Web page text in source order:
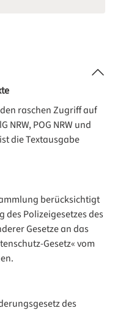
raschen Zugriff auf
NRW, POG NRW und
die Textausgabe
berücksichtigt
des Polizeigesetzes des
Gesetze an das
Gesetz« vom
des